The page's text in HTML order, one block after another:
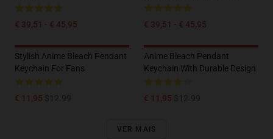
€ 39,51 - € 45,95 € 39,51 - € 45,95
Stylish Anime Bleach Pendant
Keychain For Fans
€ 11,95
Anime Bleach Pendant
Keychain With Durable Design
€ 11,95
VER MAIS